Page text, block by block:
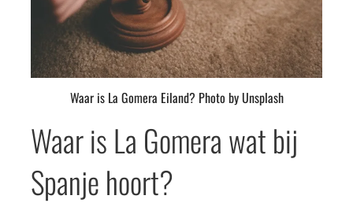
Waar is La Gomera Eiland? Photo by Unsplash
Waar is La Gomera wat bij
Spanje hoort?